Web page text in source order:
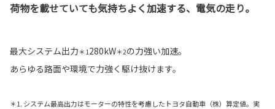
荷物を載せていても気持ちよく加速する、電気の走り。
最大システム出力＊1280kW＊2の力強い加速。
あらゆる路面や環境で力強く駆け抜けます。
＊1. システム最高出力はモーターの特性を考慮したトヨタ自動車（株）算定値。実